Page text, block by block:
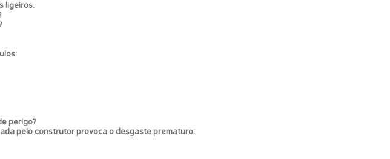
e não voltou a responder.
tem dúvidas.
a plataforma.
ligeiros.
perigo?
pelo construtor provoca o desgaste prematuro: